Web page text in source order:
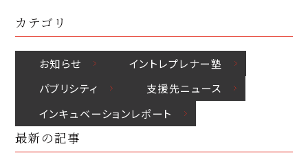
k o
k
n
Li
n
k
o
o
k
I
n
カテゴリ
お知らせ
イントレプレナー塾
パブリシティ
⽀援先ニュース
インキュベーションレポート
最新の記事